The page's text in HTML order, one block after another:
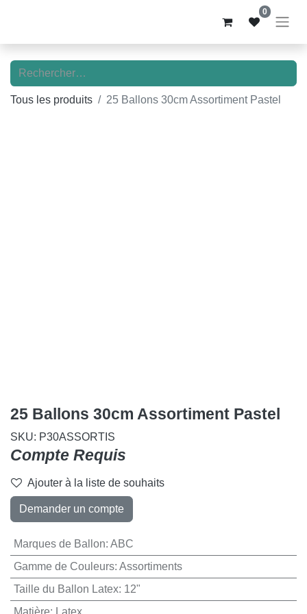
0
Tous les produits 25 Ballons 30cm Assortiment Pastel
25 Ballons 30cm Assortiment Pastel
SKU: P30ASSORTIS
Compte Requis
Ajouter à la liste de souhaits
Demander un compte
Marques de Ballon: ABC
Gamme de Couleurs: Assortiments
Taille du Ballon Latex: 12"
Matière: Latex